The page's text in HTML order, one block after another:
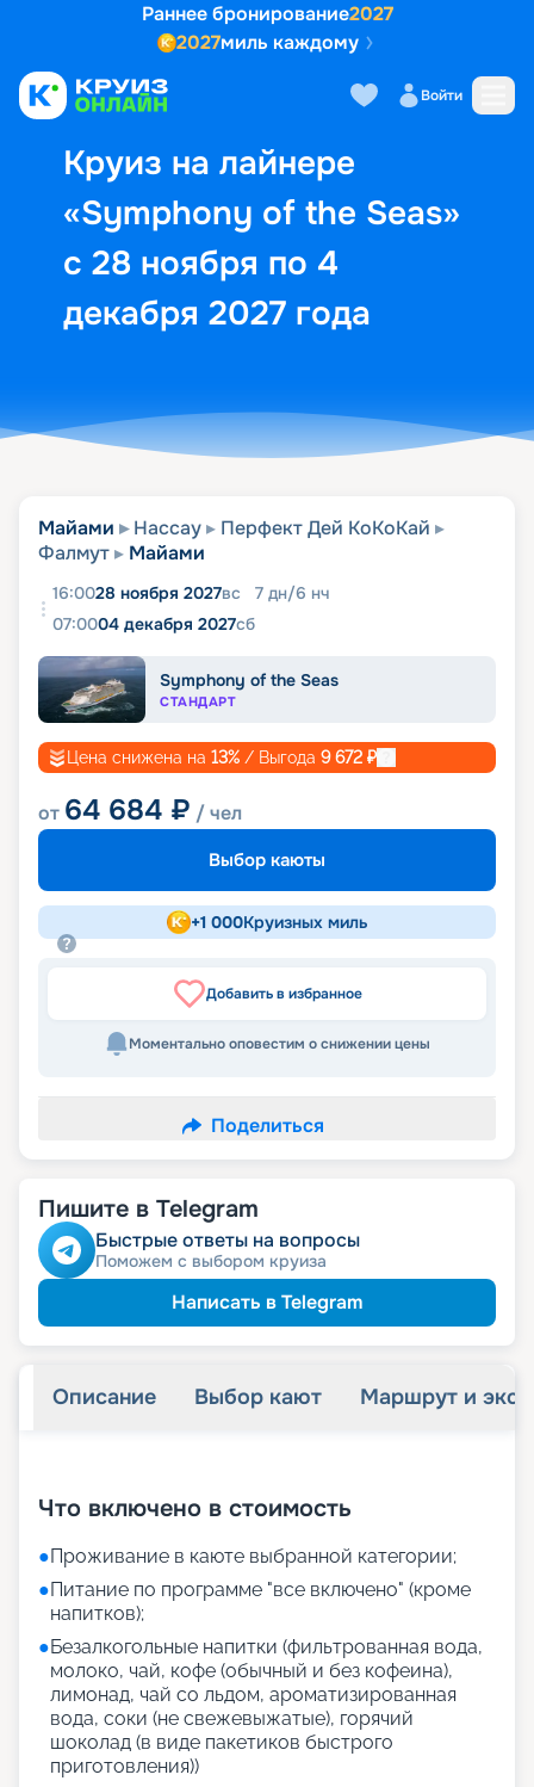
Раннее бронирование2027
2027миль каждому
Войти
Круиз на лайнере
«Symphony of the Seas»
с 28 ноября по 4
декабря 2027 года
Выбор кают Маршрут и
Майами Нассау
Перфект Дей КоКоКай
Фалмут
Майами
16:0028 ноября 2027вс 7 дн/6 нч
07:0004 декабря 2027сб
Symphony of the Seas
СТАНДАРТ
Цена снижена на 13% / Выгода 9 672 ₽
от 64 684 ₽ / чел
Выбор каюты
+1 000Круизных миль
Добавить в избранное
Моментально оповестим о снижении цены
Поделиться
Пишите в Telegram
Быстрые ответы на вопросы
Поможем с выбором круиза
Написать в Telegram
Описание Выбор кают Маршрут и
Что включено в стоимость
●Проживание в каюте выбранной категории;
●Питание по программе "все включено" (кроме
напитков);
●Безалкогольные напитки (фильтрованная вода,
молоко, чай, кофе (обычный и без кофеина),
лимонад, чай со льдом, ароматизированная
вода, соки (не свежевыжатые), горячий
шоколад (в виде пакетиков быстрого
приготовления))